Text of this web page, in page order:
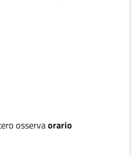
osservaorario